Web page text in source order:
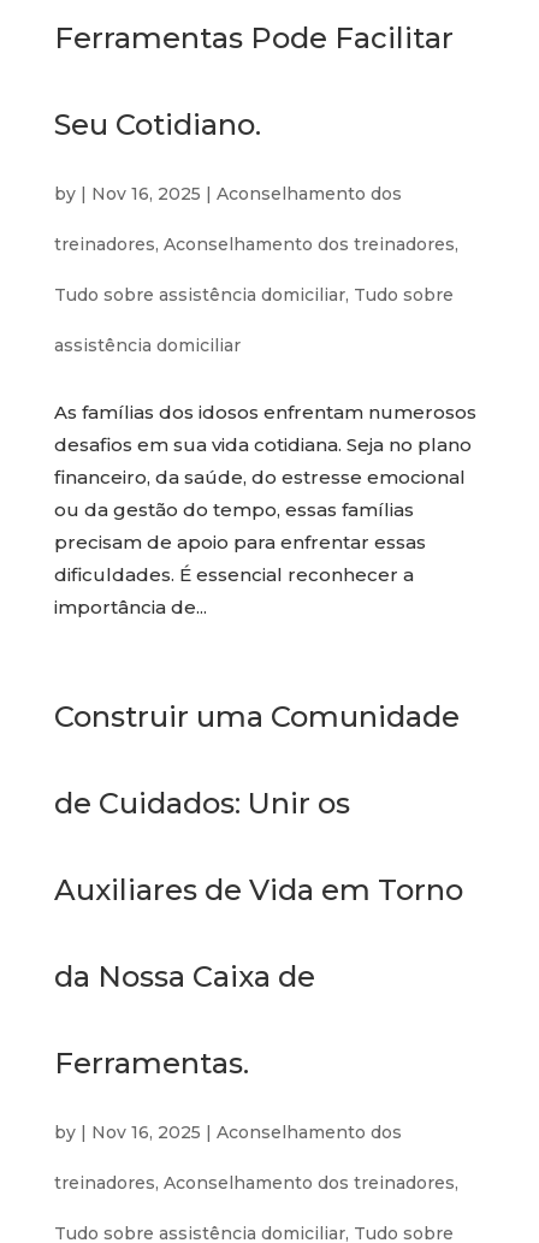
Ferramentas Pode Facilitar
Seu Cotidiano.
by | Nov 16, 2025 | Aconselhamento dos
treinadores, Aconselhamento dos treinadores,
Tudo sobre assistência domiciliar, Tudo sobre
assistência domiciliar
As famílias dos idosos enfrentam numerosos
desafios em sua vida cotidiana. Seja no plano
financeiro, da saúde, do estresse emocional
ou da gestão do tempo, essas famílias
precisam de apoio para enfrentar essas
dificuldades. É essencial reconhecer a
importância de...
Construir uma Comunidade
de Cuidados: Unir os
Auxiliares de Vida em Torno
da Nossa Caixa de
Ferramentas.
by | Nov 16, 2025 | Aconselhamento dos
treinadores, Aconselhamento dos treinadores,
Tudo sobre assistência domiciliar, Tudo sobre